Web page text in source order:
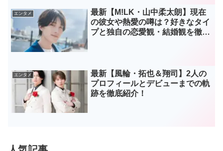
エンタメ
最新【M!LK・山中柔太朗】現在
の彼女や熱愛の噂は？好きなタイ
プと独自の恋愛観・結婚観を徹底
エンタメ
最新【風輪・拓也＆翔司】2人の
プロフィールとデビューまでの軌
跡を徹底紹介！